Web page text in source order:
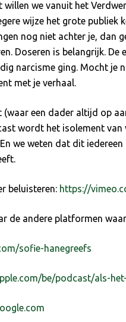
we vanuit het
wijze het grote publiek
nog niet achter je,
Doseren is belangrijk.
narcisme ging. Mocht je
met je verhaal.
een dader altijd op
wordt het isolement van
we weten dat dit
beluisteren: https://
de andere platformen
sofie-hanegreefs
be/podcast/als-